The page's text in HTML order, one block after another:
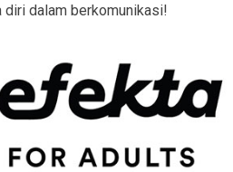
diri dalam berkomunikasi!